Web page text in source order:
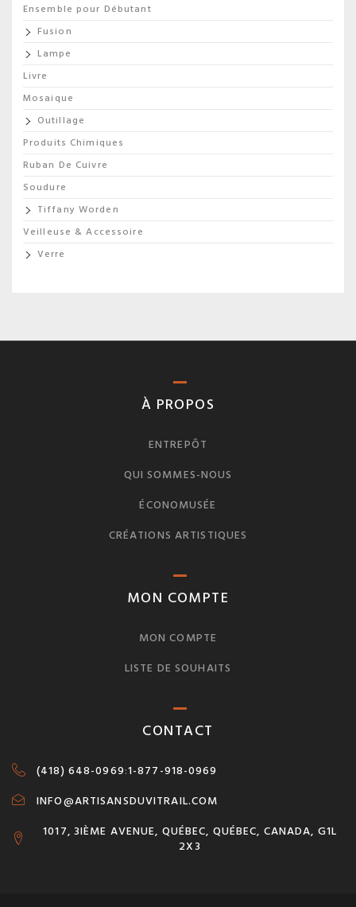
Ensemble pour Débutant
Fusion
Lampe
Livre
Mosaique
Outillage
Produits Chimiques
Ruban De Cuivre
Soudure
Tiffany Worden
Veilleuse & Accessoire
Verre
À PROPOS
ENTREPÔT
QUI SOMMES-NOUS
ÉCONOMUSÉE
CRÉATIONS ARTISTIQUES
MON COMPTE
MON COMPTE
LISTE DE SOUHAITS
CONTACT
(418) 648-0969:1-877-918-0969
INFO@ARTISANSDUVITRAIL.COM
1017, 3IÈME AVENUE, QUÉBEC, QUÉBEC, CANADA, G1L
2X3